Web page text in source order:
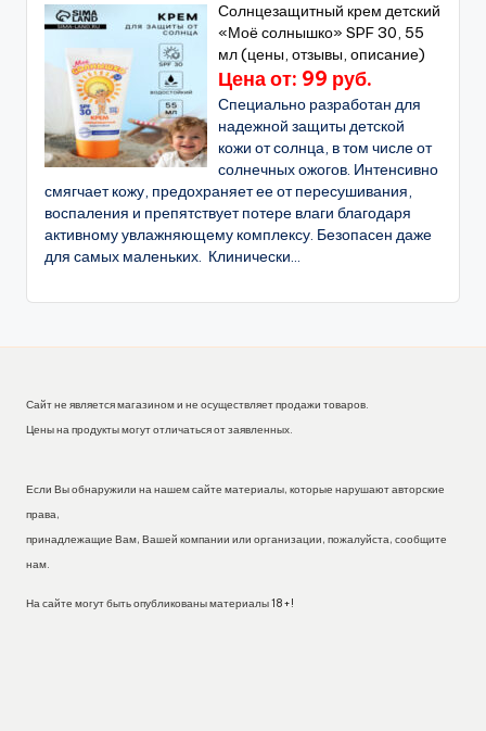
Солнцезащитный крем детский
«Моё солнышко» SPF 30, 55
мл (цены, отзывы, описание)
Цена от: 99 руб.
Специально разработан для
надежной защиты детской
кожи от солнца, в том числе от
солнечных ожогов. Интенсивно
смягчает кожу, предохраняет ее от пересушивания,
воспаления и препятствует потере влаги благодаря
активному увлажняющему комплексу. Безопасен даже
для самых маленьких. Клинически...
Сайт не является магазином и не осуществляет продажи товаров.
Цены на продукты могут отличаться от заявленных.
Если Вы обнаружили на нашем сайте материалы, которые нарушают авторские
права,
принадлежащие Вам, Вашей компании или организации, пожалуйста, сообщите
нам.
На сайте могут быть опубликованы материалы 18+!